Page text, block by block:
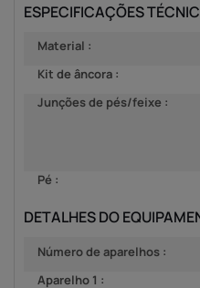
ESPECIFICAÇÕES
Material :
Kit de âncora :
Junções de pés/feixe :
Pé :
DETALHES DO
Número de aparelhos :
Aparelho 1 :